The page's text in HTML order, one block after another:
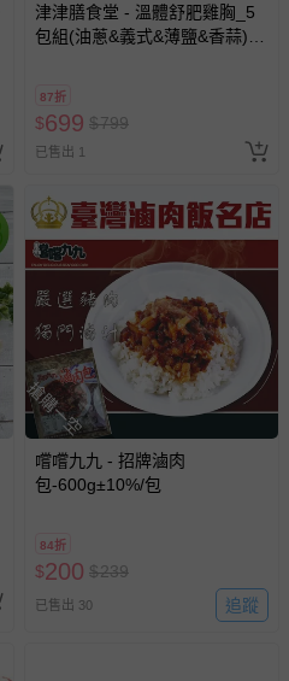
津津膳食堂 - 溫體舒肥雞胸_5
包組(油蔥&義式&薄鹽&香蒜)
87折
$699 $799
已售出 1
搶購一空
嚐嚐九九 - 招牌滷肉
包-600g±10%/包
84折
$200 $239
已售出 30 追蹤